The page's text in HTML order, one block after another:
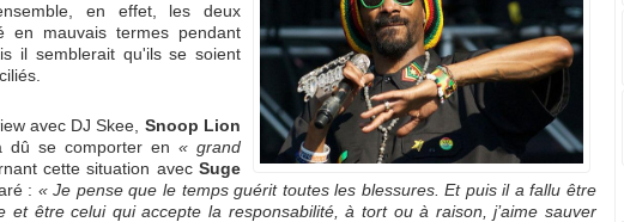
en effet, les deux
en mauvais termes pendant
il semblerait qu'ils se soient
avec DJ Skee, Snoop Lion
dû se comporter en « grand
cette situation avecSuge
: « Je pense que le temps guérit toutes les blessures. Et puis il a fallu être
et être celui qui accepte la responsabilité, à tort ou à raison, j’aime sauver